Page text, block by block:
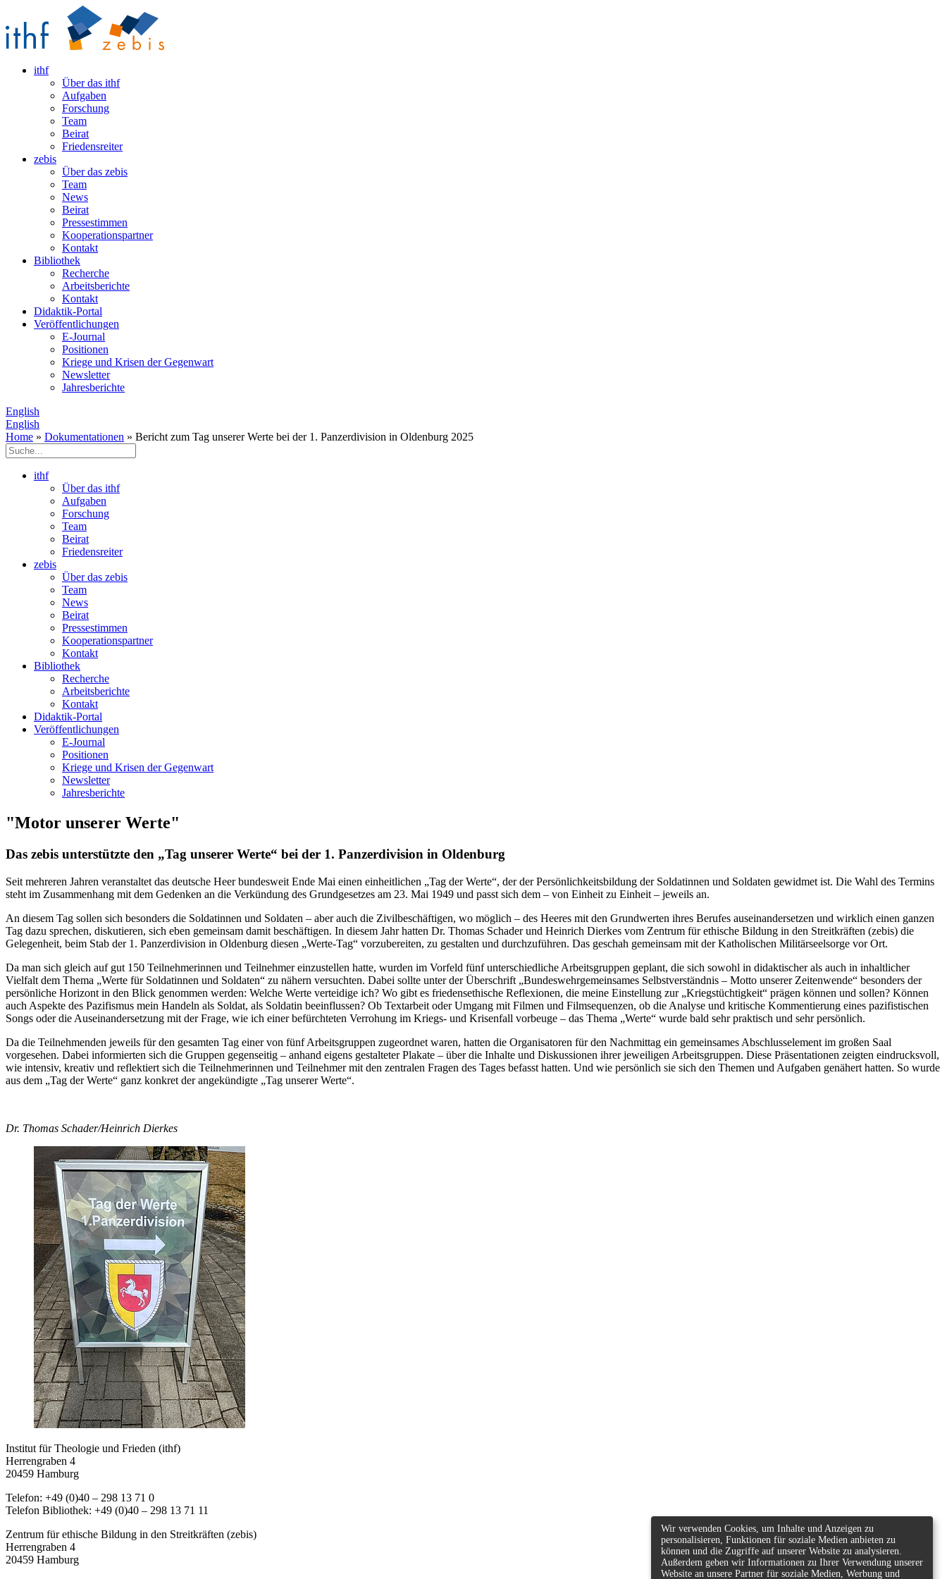
ithf
Über das ithf
Aufgaben
Forschung
Team
Beirat
Friedensreiter
zebis
Über das zebis
Team
News
Beirat
Pressestimmen
Kooperationspartner
Kontakt
Bibliothek
Recherche
Arbeitsberichte
Kontakt
Didaktik-Portal
Veröffentlichungen
E­-Journal
Positionen
Kriege und Krisen der Gegenwart
Newsletter
Jahresberichte
English
English
Home » Dokumentationen » Bericht zum Tag unserer Werte bei der 1. Panzerdivision in Oldenburg 2025
ithf
Über das ithf
Aufgaben
Forschung
Team
Beirat
Friedensreiter
zebis
Über das zebis
Team
News
Beirat
Pressestimmen
Kooperationspartner
Kontakt
Bibliothek
Recherche
Arbeitsberichte
Kontakt
Didaktik-Portal
Veröffentlichungen
E­-Journal
Positionen
Kriege und Krisen der Gegenwart
Newsletter
Jahresberichte
"Motor unserer Werte"
Das zebis unterstützte den „Tag unserer Werte“ bei der 1. Panzerdivision in Oldenburg
Seit mehreren Jahren veranstaltet das deutsche Heer bundesweit Ende Mai einen einheitlichen „Tag der Werte“, der der Persönlichkeitsbildung der Soldatinnen und Soldaten gewidmet ist. Die Wahl des Termins
steht im Zusammenhang mit dem Gedenken an die Verkündung des Grundgesetzes am 23. Mai 1949 und passt sich dem – von Einheit zu Einheit – jeweils an.
An diesem Tag sollen sich besonders die Soldatinnen und Soldaten – aber auch die Zivilbeschäftigen, wo möglich – des Heeres mit den Grundwerten ihres Berufes auseinandersetzen und wirklich einen ganzen
Tag dazu sprechen, diskutieren, sich eben gemeinsam damit beschäftigen. In diesem Jahr hatten Dr. Thomas Schader und Heinrich Dierkes vom Zentrum für ethische Bildung in den Streitkräften (zebis) die
Gelegenheit, beim Stab der 1. Panzerdivision in Oldenburg diesen „Werte-Tag“ vorzubereiten, zu gestalten und durchzuführen. Das geschah gemeinsam mit der Katholischen Militärseelsorge vor Ort.
Da man sich gleich auf gut 150 Teilnehmerinnen und Teilnehmer einzustellen hatte, wurden im Vorfeld fünf unterschiedliche Arbeitsgruppen geplant, die sich sowohl in didaktischer als auch in inhaltlicher
Vielfalt dem Thema „Werte für Soldatinnen und Soldaten“ zu nähern versuchten. Dabei sollte unter der Überschrift „Bundeswehrgemeinsames Selbstverständnis – Motto unserer Zeitenwende“ besonders der
persönliche Horizont in den Blick genommen werden: Welche Werte verteidige ich? Wo gibt es friedensethische Reflexionen, die meine Einstellung zur „Kriegstüchtigkeit“ prägen können und sollen? Können
auch Aspekte des Pazifismus mein Handeln als Soldat, als Soldatin beeinflussen? Ob Textarbeit oder Umgang mit Filmen und Filmsequenzen, ob die Analyse und kritische Kommentierung eines pazifistischen
Songs oder die Auseinandersetzung mit der Frage, wie ich einer befürchteten Verrohung im Kriegs- und Krisenfall vorbeuge – das Thema „Werte“ wurde bald sehr praktisch und sehr persönlich.
Da die Teilnehmenden jeweils für den gesamten Tag einer von fünf Arbeitsgruppen zugeordnet waren, hatten die Organisatoren für den Nachmittag ein gemeinsames Abschlusselement im großen Saal
vorgesehen. Dabei informierten sich die Gruppen gegenseitig – anhand eigens gestalteter Plakate – über die Inhalte und Diskussionen ihrer jeweiligen Arbeitsgruppen. Diese Präsentationen zeigten eindrucksvoll,
wie intensiv, kreativ und reflektiert sich die Teilnehmerinnen und Teilnehmer mit den zentralen Fragen des Tages befasst hatten. Und wie persönlich sie sich den Themen und Aufgaben genähert hatten. So wurde
aus dem „Tag der Werte“ ganz konkret der angekündigte „Tag unserer Werte“.
Dr. Thomas Schader/Heinrich Dierkes
Institut für Theologie und Frieden (ithf)
Herrengraben 4
20459 Hamburg
Telefon: +49 (0)40 – 298 13 71 0
Telefon Bibliothek: +49 (0)40 – 298 13 71 11
Zentrum für ethische Bildung in den Streitkräften (zebis)
Herrengraben 4
20459 Hamburg
Wir verwenden Cookies, um Inhalte und Anzeigen zu
personalisieren, Funktionen für soziale Medien anbieten zu
können und die Zugriffe auf unserer Website zu analysieren.
Außerdem geben wir Informationen zu Ihrer Verwendung unserer
Website an unsere Partner für soziale Medien, Werbung und